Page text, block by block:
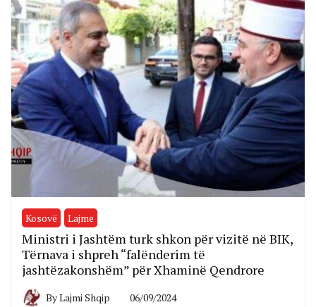
Kosovë Lajme
Ministri i Jashtëm turk shkon për vizitë në BIK,
Tërnava i shpreh “falënderim të
jashtëzakonshëm” për Xhaminë Qendrore
ByLajmi Shqip 06/09/2024